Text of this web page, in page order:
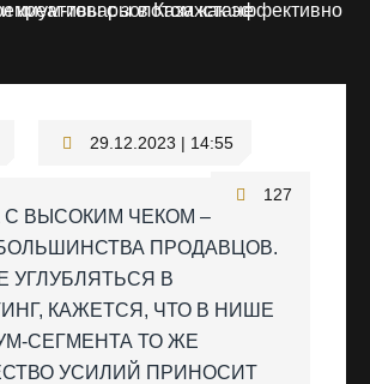
29.12.2023 | 14:55
127
С ВЫСОКИМ ЧЕКОМ –
ПРОДАВЦОВ.
УГЛУБЛЯТЬСЯ В
КАЖЕТСЯ, ЧТО В НИШЕ
СЕГМЕНТА ТО ЖЕ
УСИЛИЙ ПРИНОСИТ